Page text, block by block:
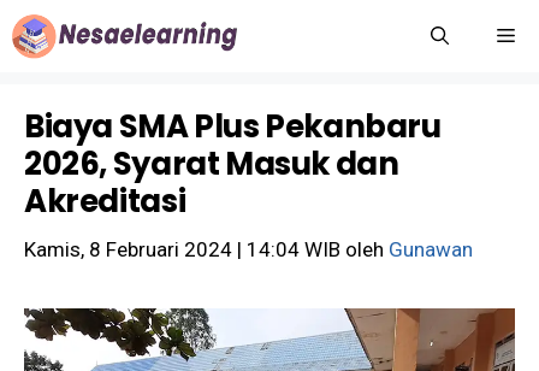
Langsung
ke
Biaya SMA Plus Pekanbaru
2026, Syarat Masuk dan
Akreditasi
Kamis, 8 Februari 2024 | 14:04 WIB oleh Gunawan